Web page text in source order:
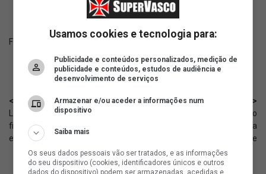
Fonte:
< Anterior
Levantamento da EY mostra o
financeiro dos clubes brasileiros
em 2025 🤑
Próximo >
Vasco faz post sobre o jogo
contra o Inter com Puma
Rodríguez na charge
Usamos cookies e tecnologia para:
Publicidade e conteúdos personalizados, medição de
publicidade e conteúdos, estudos de audiência e
desenvolvimento de serviços
Armazenar e/ou aceder a informações num
dispositivo
Saiba mais
Os seus dados pessoais vão ser tratados, e as informações
do seu dispositivo (cookies, identificadores únicos e outros
dados do dispositivo) podem ser armazenadas, acedidas e